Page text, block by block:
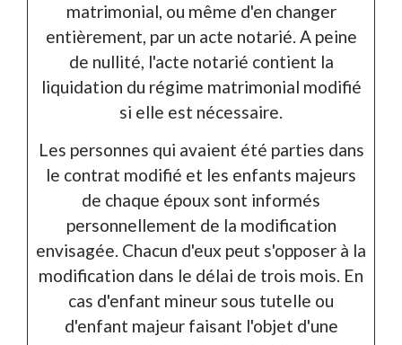
matrimonial, ou même d'en changer
entièrement, par un acte notarié. A peine
de nullité, l'acte notarié contient la
liquidation du régime matrimonial modifié
si elle est nécessaire.
Les personnes qui avaient été parties dans
le contrat modifié et les enfants majeurs
de chaque époux sont informés
personnellement de la modification
envisagée. Chacun d'eux peut s'opposer à la
modification dans le délai de trois mois. En
cas d'enfant mineur sous tutelle ou
d'enfant majeur faisant l'objet d'une